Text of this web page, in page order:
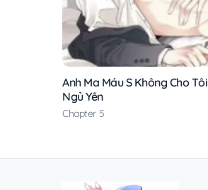
Anh Ma Máu S Không Cho Tôi
Ngủ Yên
Chapter 5